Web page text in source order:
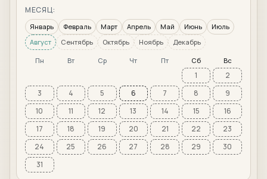
МЕСЯЦ:
Январь Февраль Март Апрель Май Июнь
Июль
Август
Сентябрь Октябрь Ноябрь Декабрь
Пн Вт Ср Чт Пт Сб Вс
1
2
3
4 5 6 7 8
9
10
11 12 13 14 15
16
17
18 19 20 21 22
23
24
25 26 27 28 29
30
31